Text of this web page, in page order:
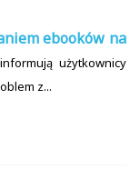
ebooków na
użytkownicy
z...